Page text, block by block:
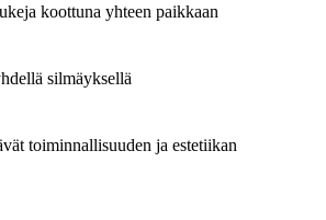
koottuna yhteen paikkaan
silmäyksellä
toiminnallisuuden ja estetiikan